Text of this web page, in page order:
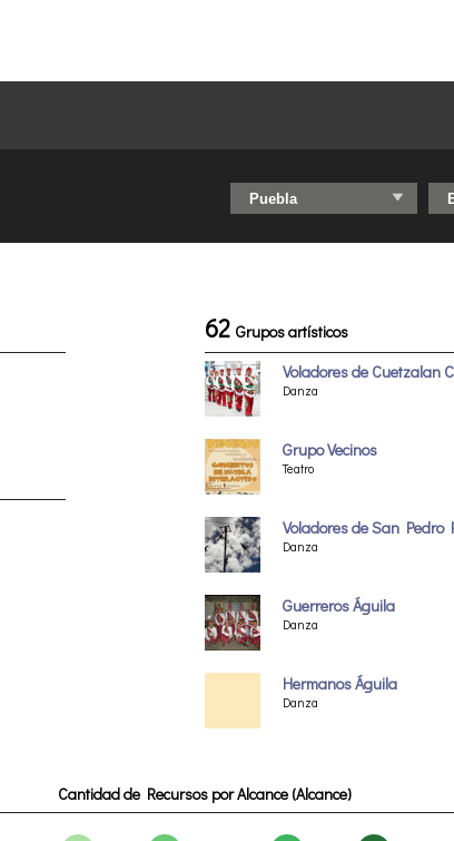
62 Grupos artísticos
Voladores de Cuetzalan
Danza
Grupo Vecinos
Teatro
Voladores de San Pedro
Danza
Guerreros Águila
Danza
Hermanos Águila
Danza
Cantidad de Recursos por Alcance (Alcance)